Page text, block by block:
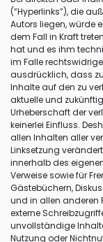
(”Hyperlinks”), die
Autors liegen, würde
dem Fall in Kraft
hat und es ihm
im Falle
ausdrücklich, dass
Inhalte auf den zu
aktuelle und
Urheberschaft der
keinerlei Einfluss.
allen Inhalten aller
Linksetzung
innerhalb des
Verweise sowie für
Gästebüchern,
und in allen anderen
externe
unvollständige
Nutzung oder